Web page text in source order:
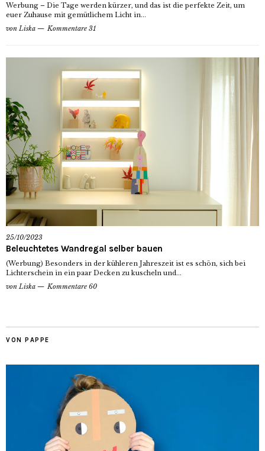
Werbung – Die Tage werden kürzer, und das ist die perfekte Zeit, um
euer Zuhause mit gemütlichem Licht in...
von Liska Kommentare 31
25/10/2023
Beleuchtetes Wandregal selber bauen
(Werbung) Besonders in der kühleren Jahreszeit ist es schön, sich bei
Lichterschein in ein paar Decken zu kuscheln und...
von Liska Kommentare 60
VON PAPPE